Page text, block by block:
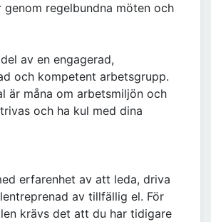
genom regelbundna möten och
av en engagerad,
och kompetent arbetsgrupp.
är måna om arbetsmiljön och
och ha kul med dina
erfarenhet av att leda, driva
av tillfällig el. För
krävs det att du har tidigare